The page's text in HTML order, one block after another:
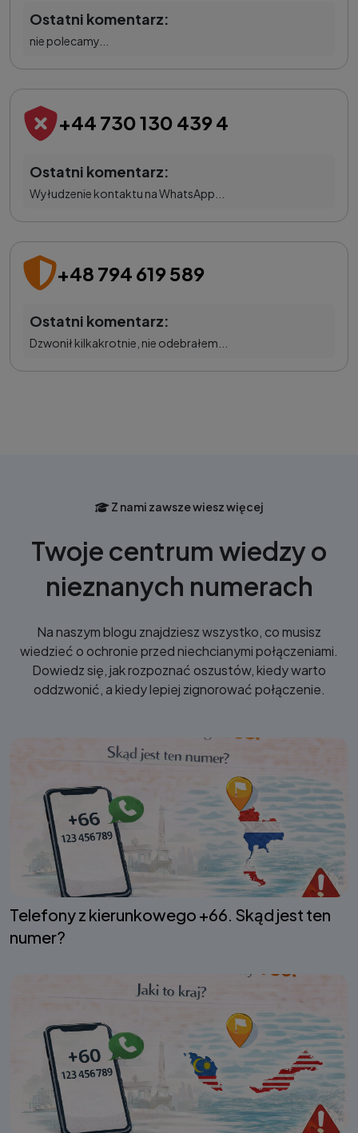
Ostatni komentarz:
nie polecamy...
+44 730 130 439 4
Ostatni komentarz:
Wyłudzenie kontaktu na WhatsApp...
+48 794 619 589
Ostatni komentarz:
Dzwonił kilkakrotnie, nie odebrałem...
Z nami zawsze wiesz więcej
Twoje centrum wiedzy o
nieznanych numerach
Na naszym blogu znajdziesz wszystko, co musisz
wiedzieć o ochronie przed niechcianymi połączeniami.
Dowiedz się, jak rozpoznać oszustów, kiedy warto
oddzwonić, a kiedy lepiej zignorować połączenie.
Telefony z kierunkowego +66. Skąd jest ten
numer?